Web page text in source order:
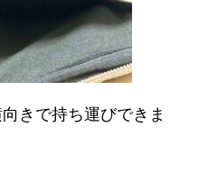
きで持ち運びできま